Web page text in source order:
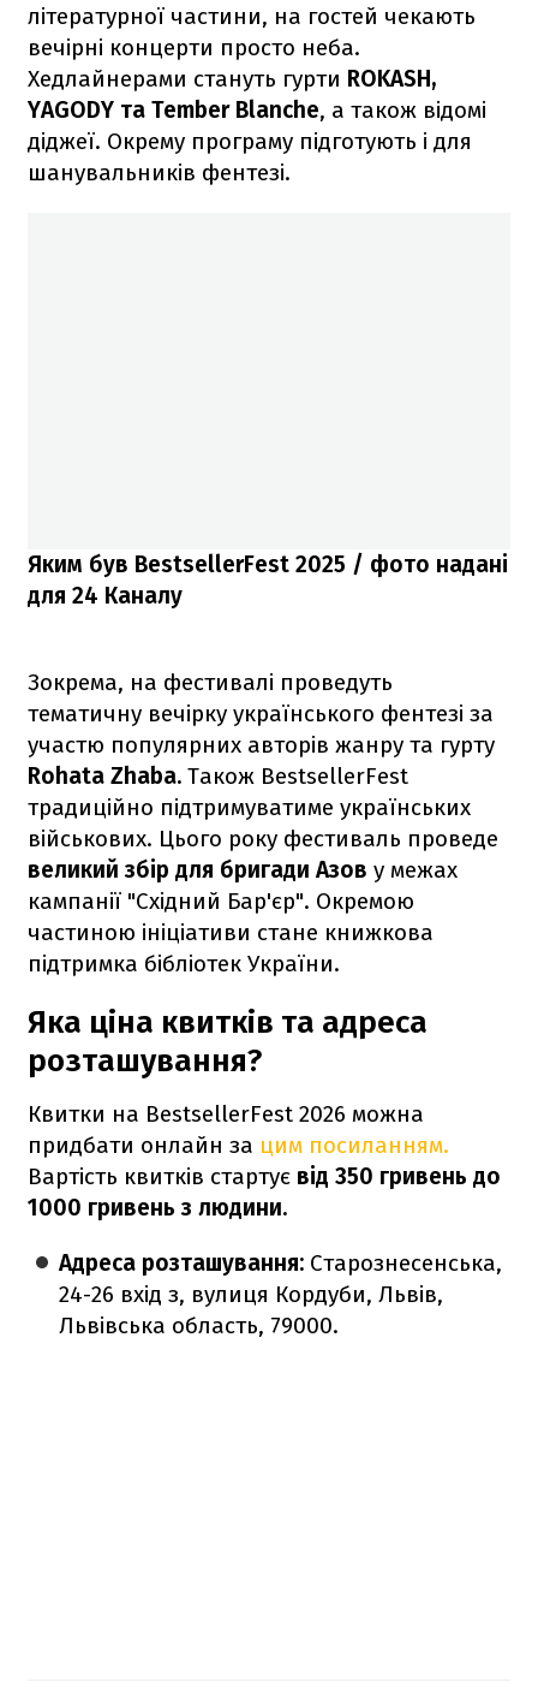
літературної частини, на гостей чекають
вечірні концерти просто неба.
Хедлайнерами стануть гурти ROKASH,
YAGODY та Tember Blanche, а також відомі
діджеї. Окрему програму підготують і для
шанувальників фентезі.
Яким був BestsellerFest 2025 / фото надані
для 24 Каналу
Зокрема, на фестивалі проведуть
тематичну вечірку українського фентезі за
участю популярних авторів жанру та гурту
Rohata Zhaba. Також BestsellerFest
традиційно підтримуватиме українських
військових. Цього року фестиваль проведе
великий збір для бригади Азов у межах
кампанії "Східний Бар'єр". Окремою
частиною ініціативи стане книжкова
підтримка бібліотек України.
Яка ціна квитків та адреса
розташування?
Квитки на BestsellerFest 2026 можна
придбати онлайн за цим посиланням.
Вартість квитків стартує від 350 гривень до
1000 гривень з людини.
Адреса розташування: Старознесенська,
24-26 вхід з, вулиця Кордуби, Львів,
Львівська область, 79000.